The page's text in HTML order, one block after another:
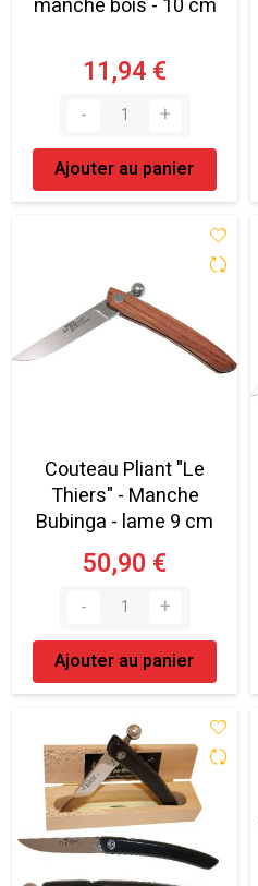
11,94 €
Ajouter au panier
Couteau Pliant "Le
Thiers" - Manche
Bubinga - lame 9 cm
50,90 €
Ajouter au panier